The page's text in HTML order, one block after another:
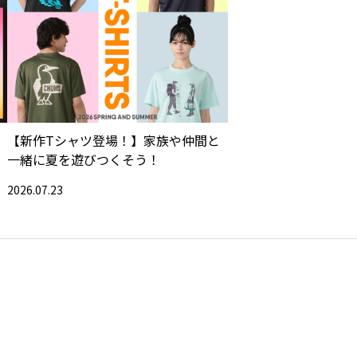
【新作Tシャツ登場！】家族や仲間と
一緒に夏を遊びつくそう！
2026.07.23